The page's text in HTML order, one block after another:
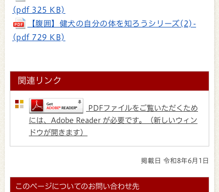
(pdf 325 KB)
【腹囲】健犬の自分の体を知ろうシリーズ(2)-
(pdf 729 KB)
関連リンク
PDFファイルをご覧いただくため
には、Adobe Reader が必要です。（新しいウィン
ドウが開きます）
掲載日 令和8年6月1日
このページについてのお問い合わせ先